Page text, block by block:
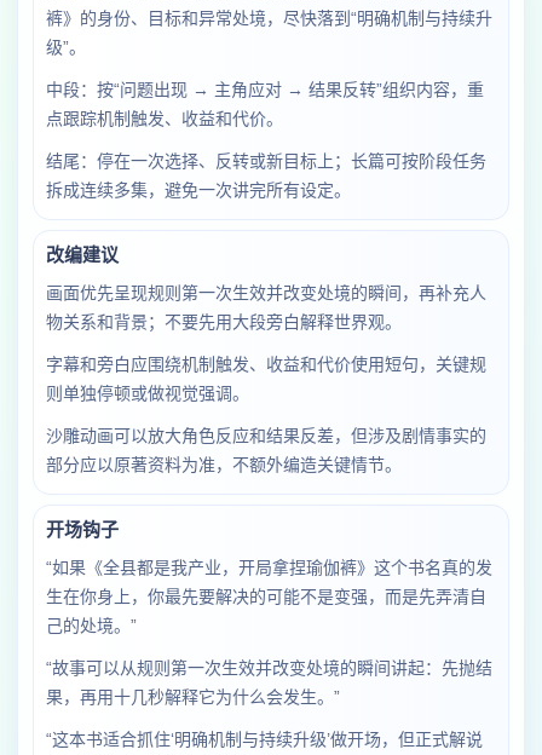
裤》的身份、目标和异常处境，尽快落到“明确机制与持续升
级”。
中段：按“问题出现 → 主角应对 → 结果反转”组织内容，重
点跟踪机制触发、收益和代价。
结尾：停在一次选择、反转或新目标上；长篇可按阶段任务
拆成连续多集，避免一次讲完所有设定。
改编建议
画面优先呈现规则第一次生效并改变处境的瞬间，再补充人
物关系和背景；不要先用大段旁白解释世界观。
字幕和旁白应围绕机制触发、收益和代价使用短句，关键规
则单独停顿或做视觉强调。
沙雕动画可以放大角色反应和结果反差，但涉及剧情事实的
部分应以原著资料为准，不额外编造关键情节。
开场钩子
“如果《全县都是我产业，开局拿捏瑜伽裤》这个书名真的发
生在你身上，你最先要解决的可能不是变强，而是先弄清自
己的处境。”
“故事可以从规则第一次生效并改变处境的瞬间讲起：先抛结
果，再用十几秒解释它为什么会发生。”
“这本书适合抓住‘明确机制与持续升级’做开场，但正式解说